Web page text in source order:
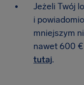
Jeżeli Twój
i
mniejszym
nawet 600
tutaj.